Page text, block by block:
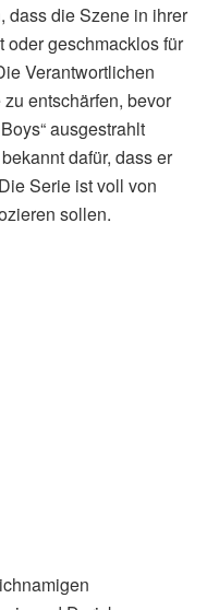
dass die Szene in ihrer
oder geschmacklos für
Verantwortlichen
entschärfen, bevor
ausgestrahlt
dafür, dass er
Serie ist voll von
sollen.